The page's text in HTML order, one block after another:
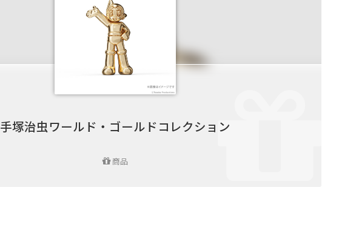
手塚治虫ワールド・ゴールドコレクション
商品